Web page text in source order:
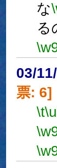
な
る
03/
票: 6]
\t\u